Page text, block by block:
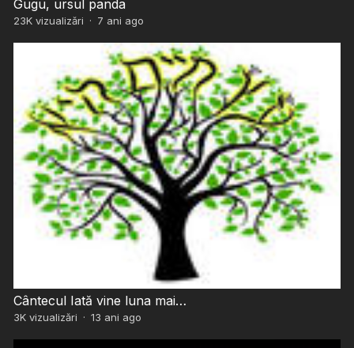
Gugu, ursul panda
23Kvizualizări · 7 ani ago
Cântecul Iată vine luna mai…
3Kvizualizări · 13 ani ago